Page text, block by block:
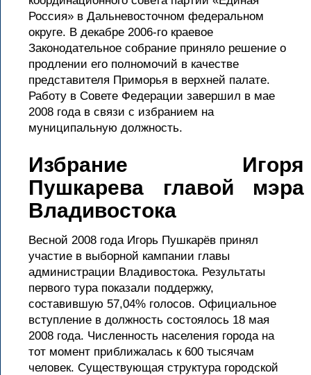
Россия» в Дальневосточном федеральном
округе. В декабре 2006-го краевое
Законодательное собрание приняло решение о
продлении его полномочий в качестве
представителя Приморья в верхней палате.
Работу в Совете Федерации завершил в мае
2008 года в связи с избранием на
муниципальную должность.
Избрание Игоря
Пушкарева главой мэра
Владивостока
Весной 2008 года Игорь Пушкарёв принял
участие в выборной кампании главы
администрации Владивостока. Результаты
первого тура показали поддержку,
составившую 57,04% голосов. Официальное
вступление в должность состоялось 18 мая
2008 года. Численность населения города на
тот момент приближалась к 600 тысячам
человек. Существующая структура городской